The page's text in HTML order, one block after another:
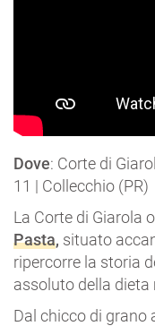
Dove: Corte di
11 | Collecchio (PR)
La Corte di Giarola
Pasta, situato
ripercorre la storia
assoluto della dieta
Dal chicco di grano